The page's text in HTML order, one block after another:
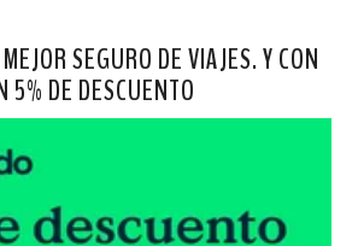
SEGURO DE VIAJES. Y CON
5% DE DESCUENTO